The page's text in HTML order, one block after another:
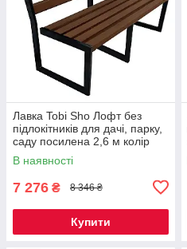
Лавка Tobi Sho Лофт без
підлокітників для дачі, парку,
саду посилена 2,6 м колір
горіх
В наявності
7 276 ₴ 8 346 ₴
Купити